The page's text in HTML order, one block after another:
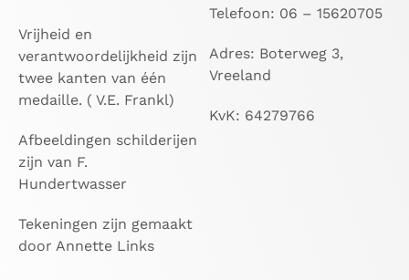
Vrijheid en
verantwoordelijkheid zijn
twee kanten van één
medaille. ( V.E. Frankl)
Afbeeldingen schilderijen
zijn van F.
Hundertwasser
Tekeningen zijn gemaakt
door Annette Links
Telefoon: 06 – 15620705
Adres: Boterweg 3,
Vreeland
KvK: 64279766